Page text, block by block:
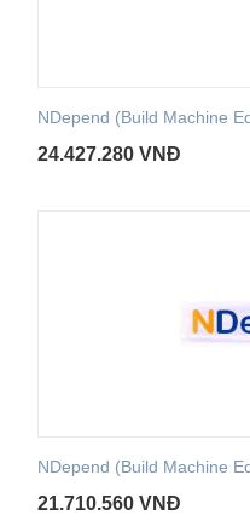
NDepend (Build Machine
24.427.280 VNĐ
NDepend (Build Machine
21.710.560 VNĐ